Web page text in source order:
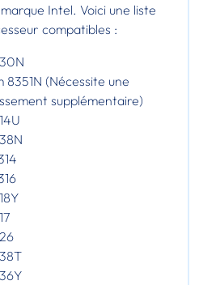
Intel. Voici une liste
compatibles :
8351N (Nécessite une
supplémentaire)